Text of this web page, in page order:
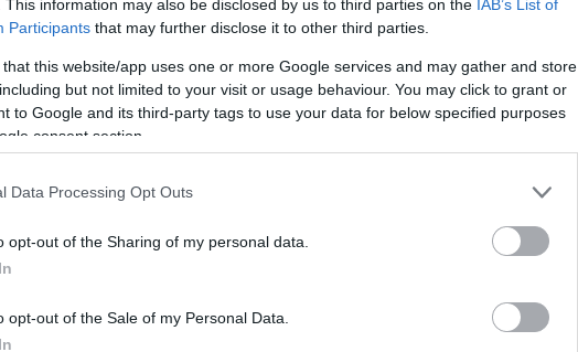
This information may also be disclosed by us to third parties on the IAB’s List of
Participants that may further disclose it to other third parties.
that this website/app uses one or more Google services and may gather and store
but not limited to your visit or usage behaviour. You may click to grant or
to Google and its third-party tags to use your data for below specified purposes
consent section.
Data Processing Opt Outs
opt-out of the Sharing of my personal data.
opt-out of the Sale of my Personal Data.
próbáltuk feltérképzeni a
külföldön, a terveink között
hogy magyar állampolgárként
kérvényeztétek az
kellett elindítani a folyamatot,
pedig együtt álltunk bele és ez így
közösségbe érkezik meg, ha egy
függetlenül a nemi identitástól-,
9,5 évvel ezelőtt talán mi voltunk az
milyen élményekben lesz részünk.